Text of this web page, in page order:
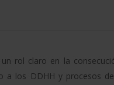
rol claro en la
a los DDHH y procesos